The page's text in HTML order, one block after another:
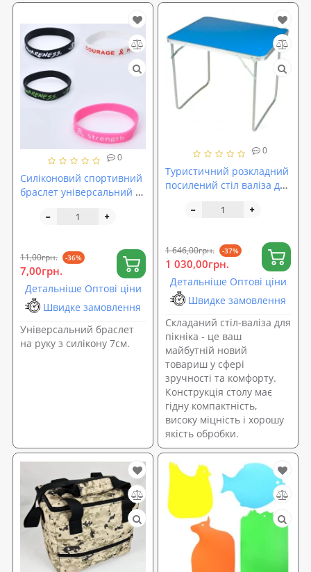
0
Силіконовий спортивний
браслет універсальний 7
11,00грн. -36%
7,00грн.
Детальніше Оптові ціни
Швидке замовлення
Універсальний браслет
на руку з силікону 7см.
0
Туристичний розкладний
посилений стіл валіза для
кемпінгу Stenson (MH-
1 646,00грн. -37%
1 030,00грн.
Детальніше Оптові ціни
Швидке замовлення
Складаний стіл-валіза для
пікніка - це ваш
майбутній новий
товариш у сфері
зручності та комфорту.
Конструкція столу має
гідну компактність,
високу міцність і хорошу
якість обробки.